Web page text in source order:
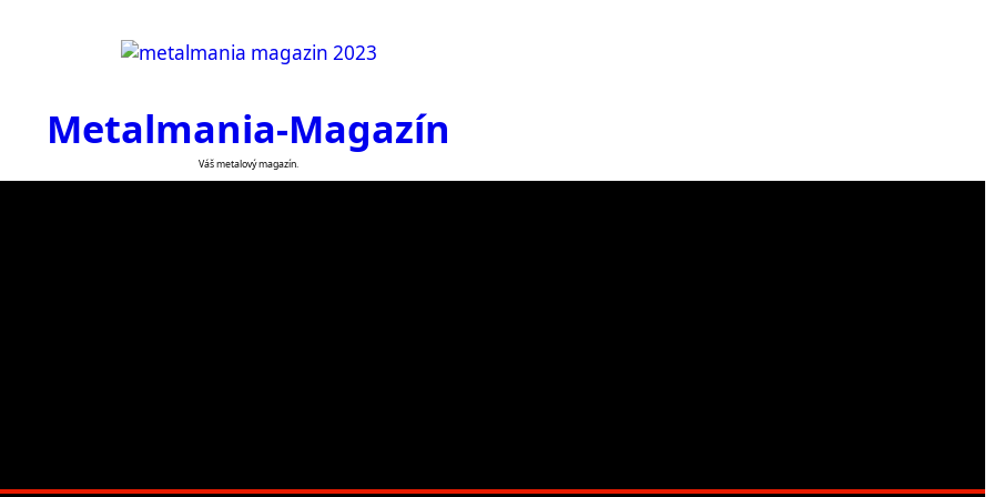
Metalmania-Magazín
Váš metalový magazín.